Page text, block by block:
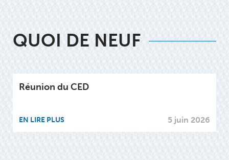
QUOI DE NEUF
Réunion du CED
EN LIRE PLUS 5 juin 2026